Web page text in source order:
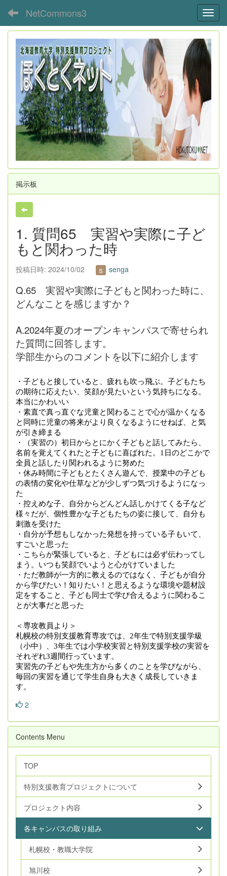
NetCommons3
掲示板
1. 質問65 実習や実際に子ど
もと関わった時
投稿日時: 2024/10/02 senga
Q.65 実習や実際に子どもと関わった時に、
どんなことを感じますか？
A.2024年夏のオープンキャンパスで寄せられ
た質問に回答します。
学部生からのコメントを以下に紹介します
・子どもと接していると、疲れも吹っ飛ぶ。子どもたち
の期待に応えたい、笑顔が見たいという気持ちになる。
本当にかわいい
・素直で真っ直ぐな児童と関わることで心が温かくなる
と同時に児童の将来がより良くなるようにせねば、と気
が引き締まる
・（実習の） 初日からとにかく子どもと話してみたら、
名前を覚えてくれたと子どもに喜ばれた。1日のどこかで
全員と話したり関われるように努めた
・休み時間に子どもとたくさん遊んで、授業中の子ども
の表情の変化や仕草などが少しずつ気づけるようになっ
た
・控えめな子、自分からどんどん話しかけてくる子など
様々だが、個性豊かな子どもたちの姿に接して、自分も
刺激を受けた
・自分が予想もしなかった発想を持っている子もいて、
すごいと思った
・こちらが緊張していると、子どもには必ず伝わってし
まう。いつも笑顔でいようと心がけていました
・ただ教師が一方的に教えるのではなく、子どもが自分
から学びたい！知りたい！と思えるような環境や題材設
定をすること、子ども同士で学び合えるように関わるこ
とが大事だと思った
＜専攻教員より＞
札幌校の特別支援教育専攻では、2年生で特別支援学級
（小中）、3年生では小学校実習と特別支援学校の実習を
それぞれ3週間行っています。
実習先の子どもや先生方から多くのことを学びながら、
毎回の実習を通じて学生自身も大きく成長していきま
す。
2
Contents Menu
TOP
特別支援教育プロジェクトについて
プロジェクト内容
各キャンパスの取り組み
札幌校・教職大学院
旭川校